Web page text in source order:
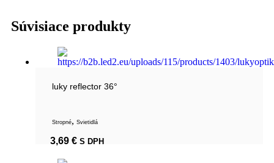
Súvisiace produkty
luky reflector 36°
Stropné, Svietidlá
3,69 € S DPH